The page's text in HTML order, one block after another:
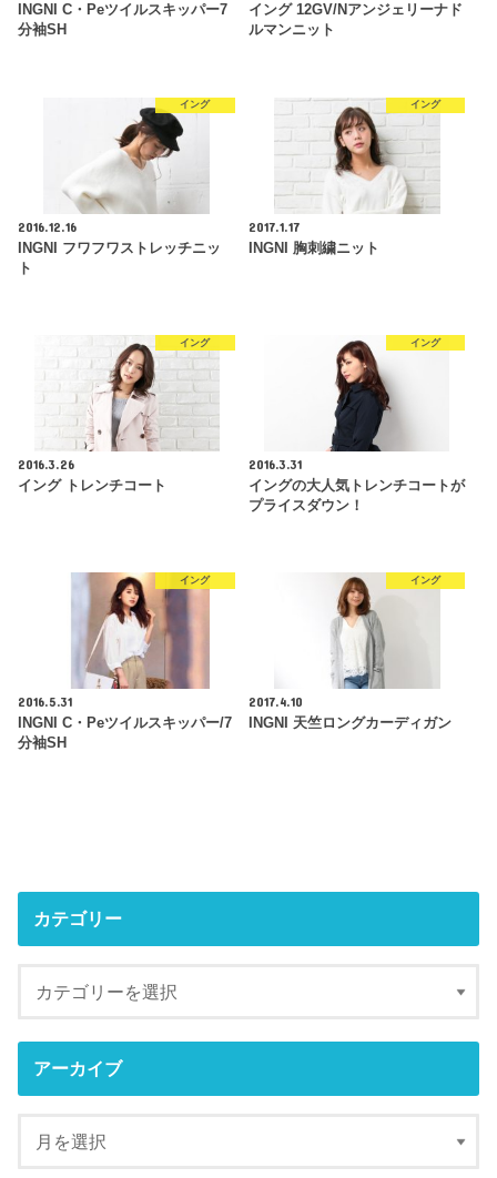
INGNI C・Peツイルスキッパー7
分袖SH
イング 12GV/Nアンジェリーナド
ルマンニット
イング
2016.12.16
INGNI フワフワストレッチニッ
ト
イング
2017.1.17
INGNI 胸刺繍ニット
イング
2016.3.26
イング トレンチコート
イング
2016.3.31
イングの大人気トレンチコートが
プライスダウン！
イング
2016.5.31
INGNI C・Peツイルスキッパー/7
分袖SH
イング
2017.4.10
INGNI 天竺ロングカーディガン
カテゴリー
アーカイブ